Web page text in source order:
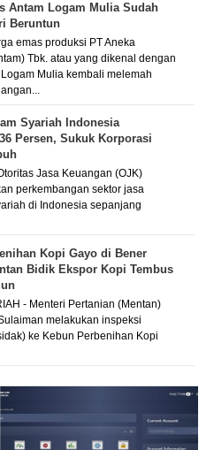
Antam Logam Mulia Sudah
Beruntun
emas produksi PT Aneka
Tbk. atau yang dikenal dengan
Mulia kembali melemah
Syariah Indonesia
Persen, Sukuk Korporasi
Jasa Keuangan (OJK)
perkembangan sektor jasa
di Indonesia sepanjang
Kopi Gayo di Bener
Bidik Ekspor Kopi Tembus
- Menteri Pertanian (Mentan)
melakukan inspeksi
ke Kebun Perbenihan Kopi